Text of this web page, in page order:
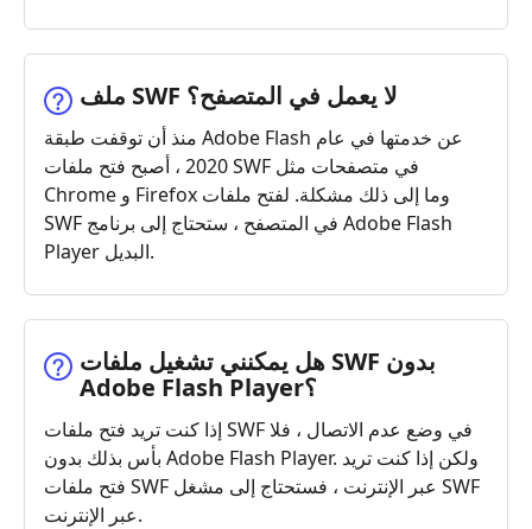
ملف ‎SWF‎ لا يعمل في المتصفح؟
منذ أن توقفت طبقة Adobe Flash عن خدمتها في عام
2020 ، أصبح فتح ملفات SWF في متصفحات مثل
Chrome و Firefox وما إلى ذلك مشكلة. لفتح ملفات
SWF في المتصفح ، ستحتاج إلى برنامج Adobe Flash
Player البديل.
هل يمكنني تشغيل ملفات ‎SWF‎ بدون
Adobe Flash Player؟
إذا كنت تريد فتح ملفات SWF في وضع عدم الاتصال ، فلا
بأس بذلك بدون Adobe Flash Player. ولكن إذا كنت تريد
فتح ملفات SWF عبر الإنترنت ، فستحتاج إلى مشغل SWF
عبر الإنترنت.